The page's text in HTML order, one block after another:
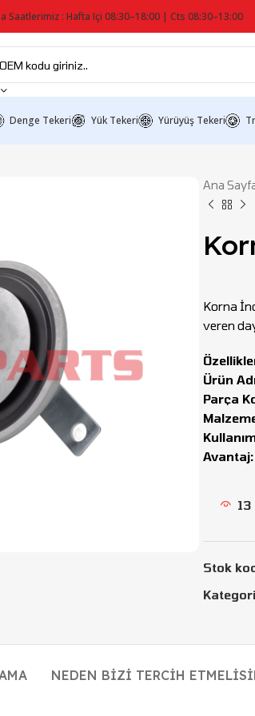
Saatlerimiz : Hafta Içi 08:30–18:00 | Cts 08:30–13:00
Denge Tekeri Yük Tekeri Yürüyüş Tekeri
Ana
Korna
veren
Ürün
Parça
Avantaj:
13
Stok
NEDEN BIZI TERCIH